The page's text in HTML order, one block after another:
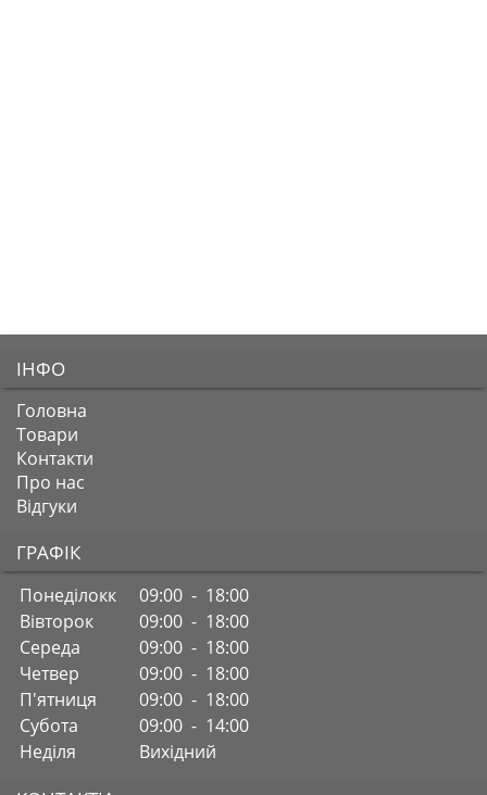
ІНФО
Головна
Товари
Контакти
Про нас
Відгуки
ГРАФІК
Понеділокк
09:00 - 18:00
Вівторок
09:00 - 18:00
Середа
09:00 - 18:00
Четвер
09:00 - 18:00
П'ятниця
09:00 - 18:00
Субота
09:00 - 14:00
Неділя
Вихідний